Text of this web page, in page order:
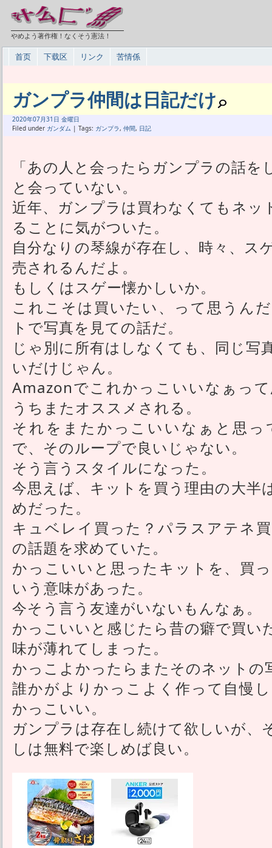
やめよう著作権！なくそう憲法！
首页 下载区 リンク 苦情係
ガンプラ仲間は日記だけ
2020年07月31日 金曜日
Filed under ガンダム | Tags: ガンプラ, 仲間, 日記
「あの人と会ったらガンプラの話
と会っていない。
近年、ガンプラは買わなくてもネッ
ることに気がついた。
自分なりの琴線が存在し、時々、ス
売されるんだよ。
もしくはスゲー懐かしいか。
これこそは買いたい、って思うん
トで写真を見ての話だ。
じゃ別に所有はしなくても、同じ写
いだけじゃん。
Amazonでこれかっこいいなぁっ
うちまたオススメされる。
それをまたかっこいいなぁと思
で、そのループで良いじゃない。
そう言うスタイルになった。
今思えば、キットを買う理由の大半
めだった。
キュベレイ買った？パラスアテネ
の話題を求めていた。
かっこいいと思ったキットを、買
いう意味があった。
今そう言う友達がいないもんなぁ。
かっこいいと感じたら昔の癖で買い
味が薄れてしまった。
かっこよかったらまたそのネットの
誰かがよりかっこよく作って自慢
かっこいい。
ガンプラは存在し続けて欲しいが、
しは無料で楽しめば良い。